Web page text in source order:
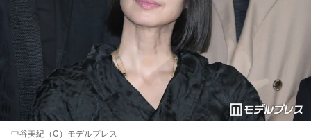
中谷美紀（C）モデルプレス